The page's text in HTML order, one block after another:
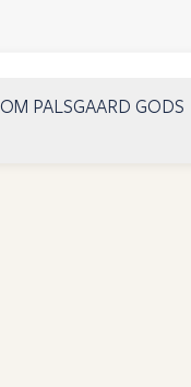
OM PALSGAARD GODS